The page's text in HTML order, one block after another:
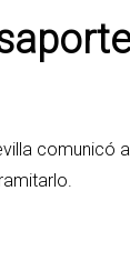
comunicó